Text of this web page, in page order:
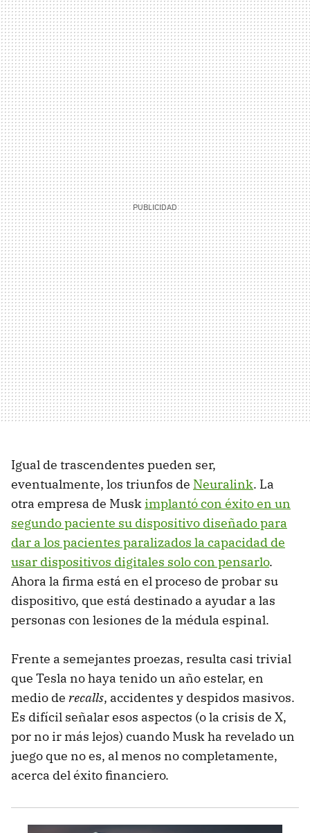
Igual de trascendentes pueden ser,
eventualmente, los triunfos de Neuralink. La
otra empresa de Muskimplantó con éxito en un
segundo paciente su dispositivo diseñado para
dar a los pacientes paralizados la capacidad de
usar dispositivos digitales solo con pensarlo.
Ahora la firma está en el proceso de probar su
dispositivo, que está destinado a ayudar a las
personas con lesiones de la médula espinal.
Frente a semejantes proezas, resulta casi trivial
que Tesla no haya tenido un año estelar, en
medio de recalls, accidentes y despidos masivos.
Es difícil señalar esos aspectos (o la crisis de X,
por no ir más lejos) cuando Musk ha revelado un
juego que no es, al menos no completamente,
acerca del éxito financiero.